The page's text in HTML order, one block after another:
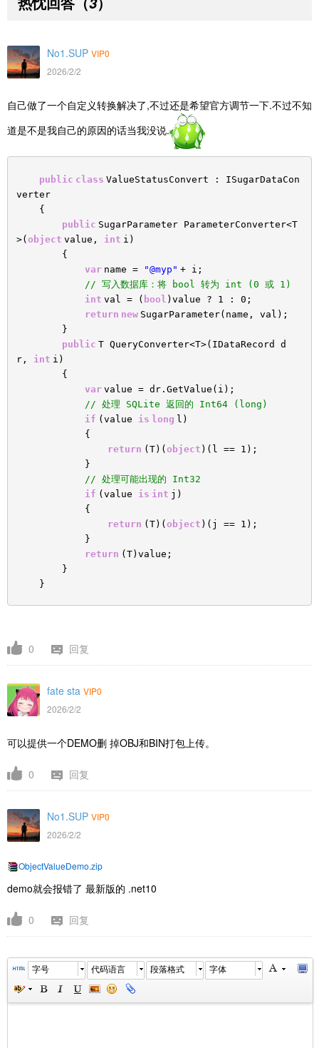
No1.SUP VIP0
2026/2/2
自己做了一个自定义转换解决了,不过还是希望官方调节一下.不过不知
道是不是我自己的原因的话当我没说.
public class ValueStatusConvert : ISugarDataCon
verter
{
public SugarParameter ParameterConverter<T
>( object value, int i)
{
var name = "@myp" + i;
// 写入数据库：将 bool 转为 int (0 或 1)
int val = ( bool )value ? 1 : 0;
return new SugarParameter(name, val);
}
public T QueryConverter<T>(IDataRecord d
r, int i)
{
var value = dr.GetValue(i);
// 处理 SQLite 返回的 Int64 (long)
if (value is long l)
{
return (T)( object )(l == 1);
}
// 处理可能出现的 Int32
if (value is int j)
{
return (T)( object )(j == 1);
}
return (T)value;
}
}
0 回复
fate sta VIP0
2026/2/2
可以提供一个DEMO删 掉OBJ和BIN打包上传。
0 回复
No1.SUP VIP0
2026/2/2
ObjectValueDemo.zip
demo就会报错了 最新版的 .net10
0 回复
字号 代码语言 段落格式 字体